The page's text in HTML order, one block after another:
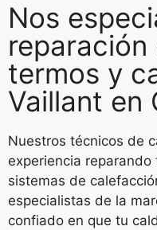
Nos
reparación
termos y
Vaillant en
Nuestros técnicos de
experiencia
sistemas de
especialistas de la
confiado en que tu